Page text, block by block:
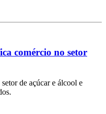
comércio no setor
de açúcar e álcool e